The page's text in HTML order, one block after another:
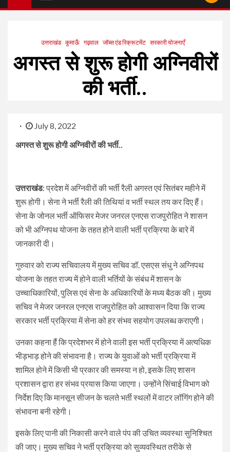
उत्तराखंड कुमाऊँ गढ़वाल जॉब्स एंड रिक्रूटमेंट सरकारी योजनाएँ
अगस्त से शुरू होगी अग्निवीरों
की भर्ती..
July 8, 2022
अगस्त से शुरू होगी अग्निवीरों की भर्ती..
उत्तराखंड: प्रदेश में अग्निवीरों की भर्ती रैली अगस्त एवं सितंबर महीने में
शुरू होगी। सेना ने भर्ती रैली की तिथियां व भर्ती स्थल तय कर दिए हैं।
सेना के जोनल भर्ती ऑफिसर मेजर जनरल एनएस राजपुरोहित ने शासन
को भी अग्निपथ योजना के तहत होने वाली भर्ती प्रक्रिया के बारे में
जानकारी दी।
गुरुवार को राज्य सचिवालय में मुख्य सचिव डॉ. एसएस संधु ने अग्निपथ
योजना के तहत राज्य में होने वाली भर्तियों के संबंध में शासन के
उच्चाधिकारियों, पुलिस एवं सेना के अधिकारियों के मध्य बैठक की। मुख्य
सचिव ने मेजर जनरल एनएस राजपुरोहित को आश्वासन दिया कि राज्य
सरकार भर्ती प्रक्रिया में सेना को हर संभव सहयोग उपलब्ध कराएगी।
उनका कहना हैं कि प्रदेशभर में होने वाली इस भर्ती प्रक्रिया में अत्यधिक
भीड़भाड़ होने की संभावना है। राज्य के युवाओं को भर्ती प्रक्रिया में
शामिल होने में किसी भी प्रकार की समस्या न हो, इसके लिए शासन
प्रशासन द्वारा हर संभव प्रयास किया जाएगा। उन्होंने सिंचाई विभाग को
निर्देश दिए कि मानसून सीजन के चलते भर्ती स्थलों में वाटर लॉगिंग होने की
संभावना बनी रहेगी।
इसके लिए पानी की निकासी करने वाले पंप की उचित व्यवस्था सुनिश्चित
की जाए। मुख्य सचिव ने भर्ती प्रक्रिया को सुव्यवस्थित तरीके से